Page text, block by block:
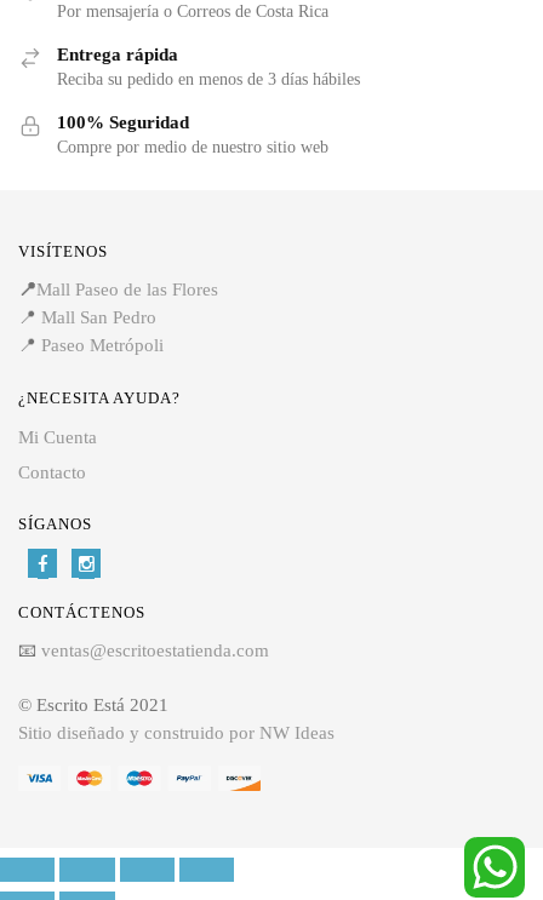
Por mensajería o Correos de Costa Rica
Entrega rápida
Reciba su pedido en menos de 3 días hábiles
100% Seguridad
Compre por medio de nuestro sitio web
VISÍTENOS
📍Mall Paseo de las Flores
📍 Mall San Pedro
📍 Paseo Metrópoli
¿NECESITA AYUDA?
Mi Cuenta
Contacto
SÍGANOS
CONTÁCTENOS
📧 ventas@escritoestatienda.com
© Escrito Está 2021
Sitio diseñado y construido por NW Ideas